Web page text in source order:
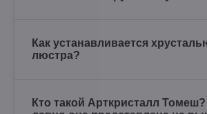
Как устанавливается
люстра?
Кто такой Арткристалл Томеш?